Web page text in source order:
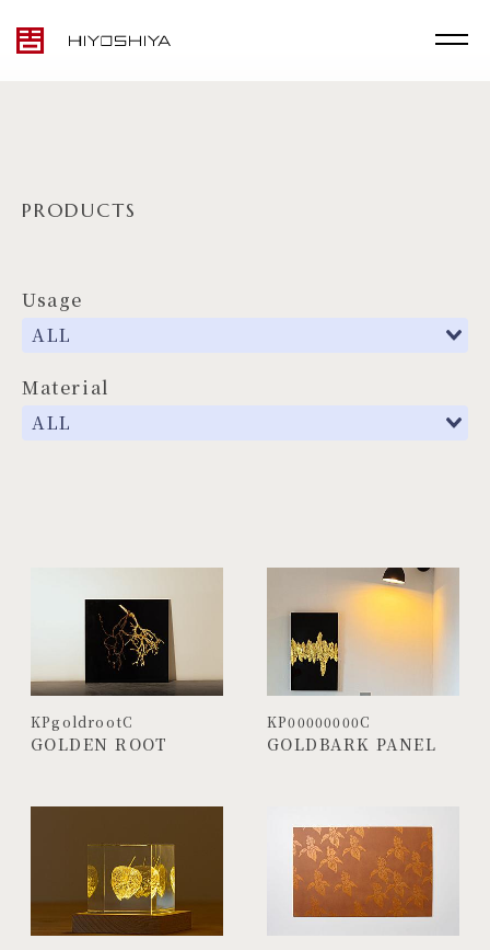
TOP
MATERIALS
PRODUCTS
EN
PRODUCTS
Usage
Material
KPgoldrootC
GOLDEN ROOT
KP00000000C
GOLDBARK PANEL